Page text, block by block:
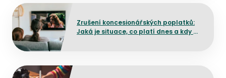
Zrušení koncesionářských poplatků:
Jaká je situace, co platí dnes a kdy by
Přejít na detail článku
Přejít na detail článku